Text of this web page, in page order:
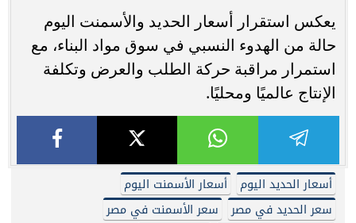
يعكس استقرار أسعار الحديد والأسمنت اليوم
حالة من الهدوء النسبي في سوق مواد البناء، مع
استمرار مراقبة حركة الطلب والعرض وتكلفة
الإنتاج عالميًا ومحليًا.
أسعار الحديد اليوم
أسعار الأسمنت اليوم
سعر الحديد في مصر
سعر الأسمنت في مصر